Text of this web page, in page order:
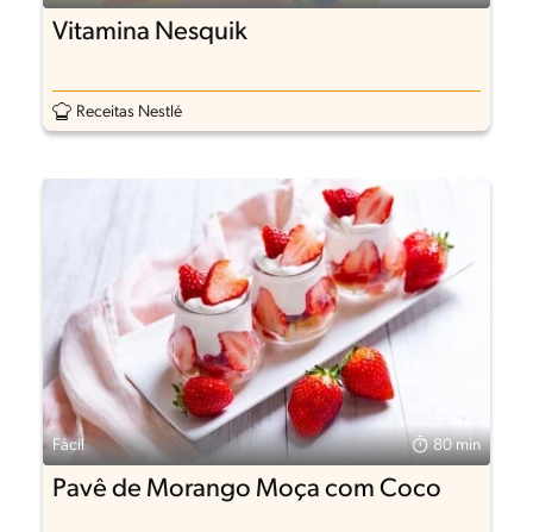
Vitamina Nesquik
Receitas Nestlé
Fácil 80 min
Pavê de Morango Moça com Coco